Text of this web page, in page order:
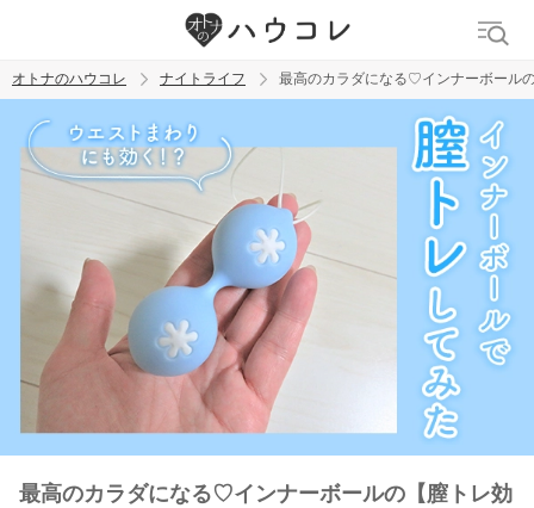
トレンド ワード
乳首 吸うやつ
オトナのハウコレ ナイトライフ 最高のカラダになる♡インナーボール
最高のカラダになる♡インナーボールの【膣トレ効